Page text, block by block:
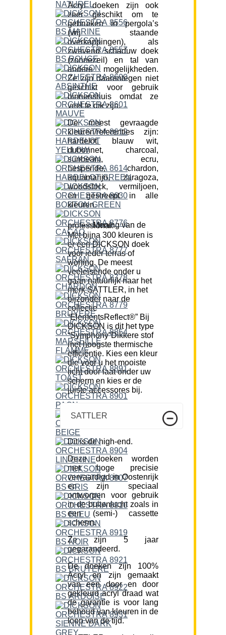
Acryl doeken zijn ook
zeer geschikt om te
gebruiken in pergola’s
(vrij staande
overkappingen), als
zwevend schaduw doek
(zonnezeil) en tal van
andere mogelijkheden.
Ze zijn daarentegen niet
geschikt voor gebruik
binnenshuis omdat ze
veel te dik zijn.
De meest gevraagde
kleuren/referenties zijn:
hardelot, blauw wit,
dubonnet, charcoal,
sunbeam, ecru,
hesperide, chardon,
aquamarijn, zaragoza,
woodstock, vermiljoen,
en gestreept in alle
kleuren.
Mening van de professional:
Met bijna 300 kleuren is
er een DICKSON doek
voor ieder terras of
woning. De meest
veeleisende onder u
gaan natuurlijk naar het
merk SATTLER, in het
bijzonder naar de
collectie
“ElementsReflect®” Bij
DICKSON is dit het type
“Symphony”Dikkere stof
met hoogste thermische
efficiëntie. Kies een kleur
die voor u het mooiste
licht door laat onder uw
scherm en kies er de
juiste accessores bij.
SATTLER
Dit is de high-end.
Deze doeken worden
met hoge precisie
vervaardigd in Oostenrijk
en zijn speciaal
ontworpen voor gebruik
in de buitenlucht zoals in
een (semi-) cassette
scherm.
Ze zijn 5 jaar
gegarandeerd.
De doeken zijn 100%
Acryl en zijn gemaakt
van een door en door
gekleurd acryl draad wat
de garantie is voor lang
behoud van kleuren in de
loop van de tijd.